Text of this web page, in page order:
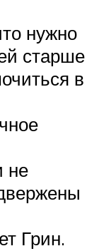
нужно
старше
в
не
Грин.